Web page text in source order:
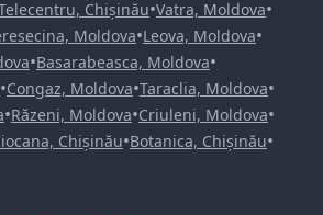
Chișinău•Vatra, Moldova•
Moldova•Leova, Moldova•
•Basarabeasca, Moldova•
•Congaz, Moldova•Taraclia, Moldova•
•Răzeni, Moldova•Criuleni, Moldova•
Chișinău•Botanica, Chișinău•